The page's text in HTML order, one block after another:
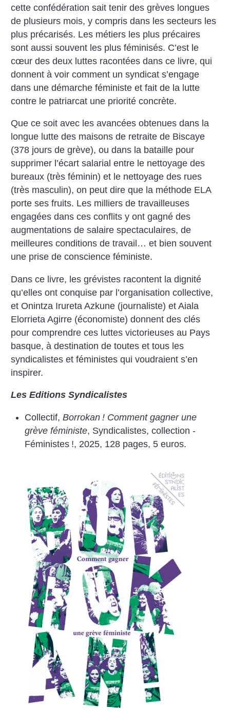
cette confédération sait tenir des grèves longues
de plusieurs mois, y compris dans les secteurs les
plus précarisés. Les métiers les plus précaires
sont aussi souvent les plus féminisés. C’est le
cœur des deux ­luttes racontées dans ce livre, qui
donnent à voir comment un syndicat s’engage
dans une démarche féministe et fait de la lutte
contre le patriarcat une priorité concrète.
Que ce soit avec les avancées obtenues dans la
longue lutte des maisons de retraite de Biscaye
(378 jours de grève), ou dans la bataille pour
supprimer l’écart salarial entre le nettoyage des
bureaux (très féminin) et le nettoyage des rues
(très masculin), on peut dire que la méthode ELA
porte ses fruits. Les milliers de travailleuses
engagées dans ces conflits y ont gagné des
augmentations de salaire spectaculaires, de
meilleures conditions de travail… et bien souvent
une prise de conscience féministe.
Dans ce livre, les grévistes racontent la dignité
qu’elles ont conquise par l’organisation collective,
et Onintza Irureta Azkune (journaliste) et Aiala
Elorrieta Agirre (économiste) donnent des clés
pour comprendre ces luttes victorieuses au Pays
basque, à destination de toutes et tous les
syndicalistes et féministes qui voudraient s’en
inspirer.
Les Editions Syndicalistes
Collectif, Borrokan ! Comment gagner une
grève féministe, Syndicalistes, collection ­
Féministes !, 2025, 128 pages, 5 euros.